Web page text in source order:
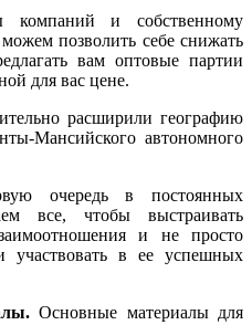
компаний и собственному
позволить себе снижать
вам оптовые партии
для вас цене.
расширили географию
Мансийского автономного
очередь в постоянных
все, чтобы выстраивать
и не просто
участвовать в ее успешных
Основные материалы для